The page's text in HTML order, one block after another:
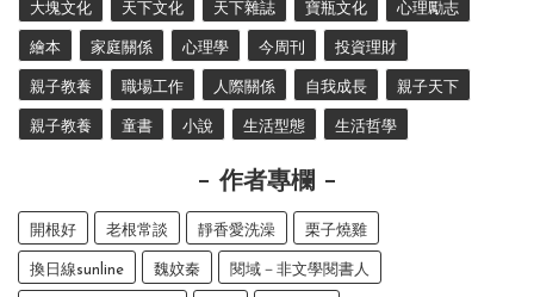
大塊文化 天下文化 天下雜誌 寶瓶文化 心理勵志
繪本 家庭關係 心理學 今周刊 投資理財
親子教養 職場工作 人際關係 自我成長 親子天下
親子教養 童書 小說 生活型態 生活哲學
作者專欄
開根好 老根常談 靜香愛洗澡 栗子燒雞
換日線sunline 魏妏秦 閱域－非文學閱書人